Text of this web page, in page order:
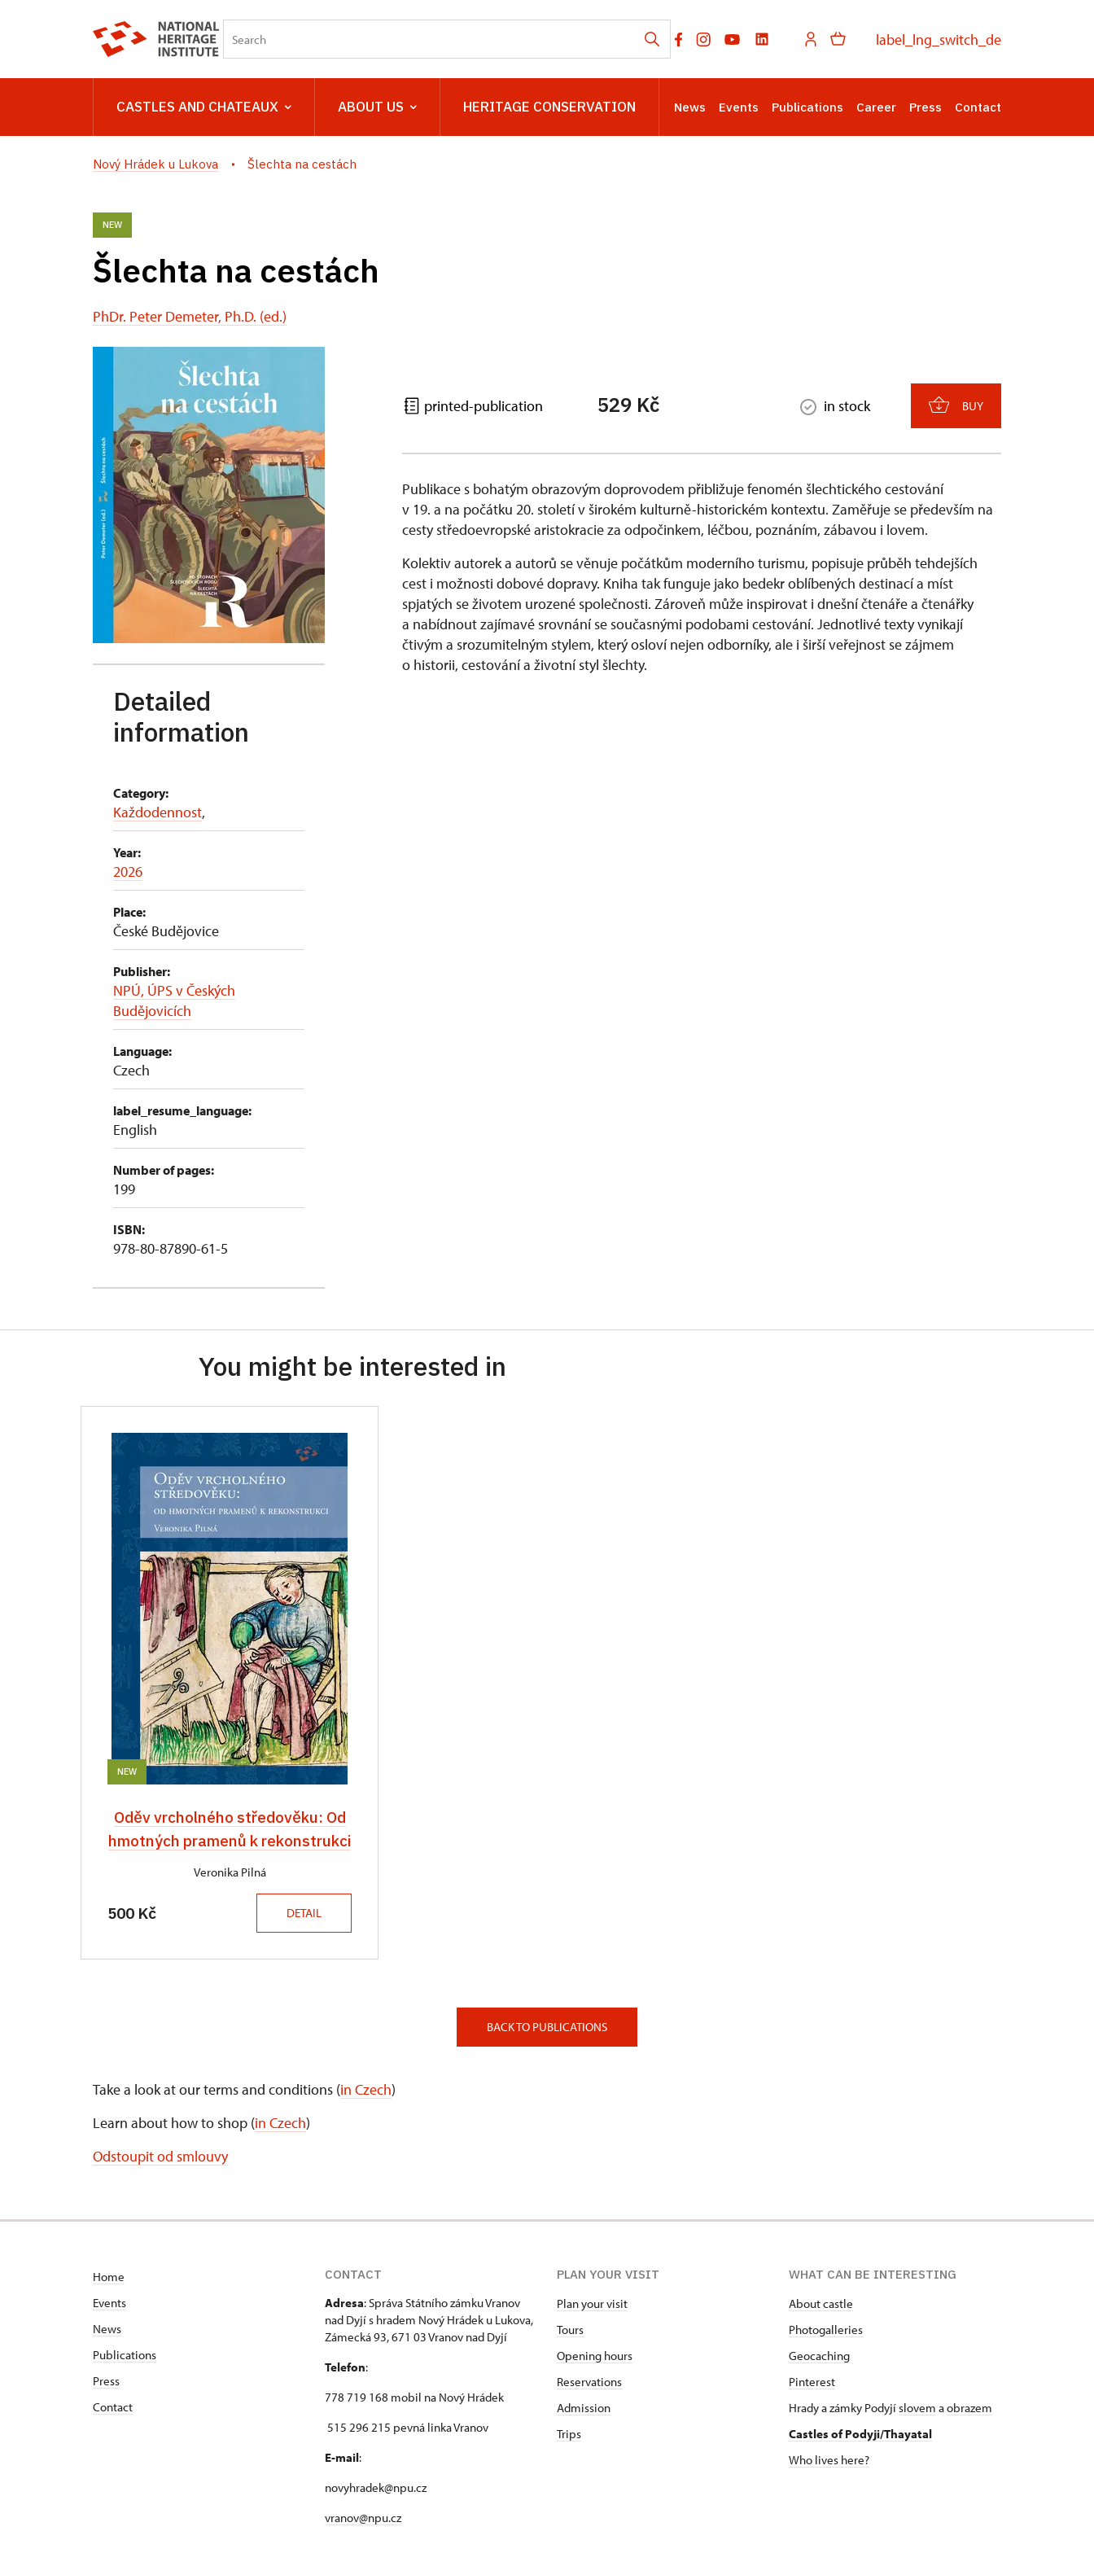
label_lng_switch_de
CASTLES AND CHATEAUX ABOUT US HERITAGE CONSERVATION News Events Publications Career Press Contact
Nový Hrádek u Lukova Šlechta na cestách
NEW
Šlechta na cestách
PhDr. Peter Demeter, Ph.D. (ed.)
Detailed
information
Category:
Každodennost,
Year:
2026
Place:
České Budějovice
Publisher:
NPÚ, ÚPS v Českých
Budějovicích
Language:
Czech
label_resume_language:
English
Number of pages:
199
ISBN:
978-80-87890-61-5
printed-publication 529 Kč in stock BUY
Publikace s bohatým obrazovým doprovodem přibližuje fenomén šlechtického cestování
v 19. a na počátku 20. století v širokém kulturně-historickém kontextu. Zaměřuje se především na
cesty středoevropské aristokracie za odpočinkem, léčbou, poznáním, zábavou i lovem.
Kolektiv autorek a autorů se věnuje počátkům moderního turismu, popisuje průběh tehdejších
cest i možnosti dobové dopravy. Kniha tak funguje jako bedekr oblíbených destinací a míst
spjatých se životem urozené společnosti. Zároveň může inspirovat i dnešní čtenáře a čtenářky
a nabídnout zajímavé srovnání se současnými podobami cestování. Jednotlivé texty vynikají
čtivým a srozumitelným stylem, který osloví nejen odborníky, ale i širší veřejnost se zájmem
o historii, cestování a životní styl šlechty.
You might be interested in
NEW
Oděv vrcholného středověku: Od
hmotných pramenů k rekonstrukci
Veronika Pilná
500 Kč DETAIL
BACK TO PUBLICATIONS
Take a look at our terms and conditions (in Czech)
Learn about how to shop (in Czech)
Odstoupit od smlouvy
Home
Events
News
Publications
Press
Contact
CONTACT
Adresa: Správa Státního zámku Vranov
nad Dyjí s hradem Nový Hrádek u Lukova,
Zámecká 93, 671 03 Vranov nad Dyjí
Telefon:
778 719 168 mobil na Nový Hrádek
515 296 215 pevná linka Vranov
E-mail:
novyhradek@npu.cz
vranov@npu.cz
PLAN YOUR VISIT
Plan your visit
Tours
Opening hours
Reservations
Admission
Trips
WHAT CAN BE INTERESTING
About castle
Photogalleries
Geocaching
Pinterest
Hrady a zámky Podyjíslovem aobrazem
Castles of Podyji/Thayatal
Who lives here?